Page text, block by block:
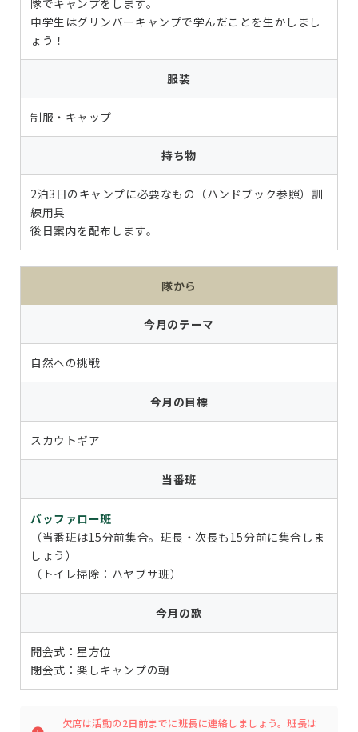
隊でキャンプをします。
中学生はグリンバーキャンプで学んだことを生かしまし
ょう！
服装
制服・キャップ
持ち物
2泊3日のキャンプに必要なもの（ハンドブック参照）訓
練用具
後日案内を配布します。
隊から
今月のテーマ
自然への挑戦
今月の目標
スカウトギア
当番班
バッファロー班
（当番班は15分前集合。班長・次長も15分前に集合しま
しょう）
（トイレ掃除：ハヤブサ班）
今月の歌
開会式：星方位
閉会式：楽しキャンプの朝
欠席は活動の2日前までに班長に連絡しましょう。班長は